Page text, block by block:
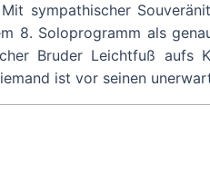
sympathischer
8. Soloprogramm als
Bruder Leichtfuß aufs
ist vor seinen